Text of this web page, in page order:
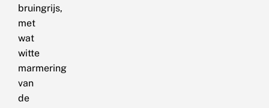
bruingrijs,
met
wat
witte
marmering
van
de